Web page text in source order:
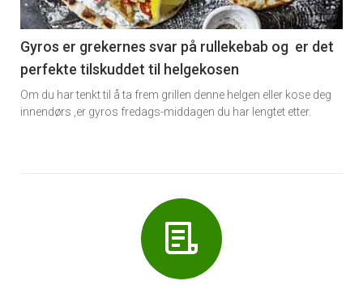
-
6
Gyros er grekernes svar på rullekebab og er det
perfekte tilskuddet til helgekosen
Om du har tenkt til å ta frem grillen denne helgen eller kose deg
innendørs ,er gyros fredags-middagen du har lengtet etter.